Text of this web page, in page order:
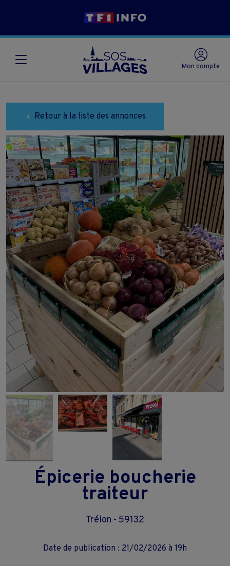
Mon compte
Retour à la liste des annonces
Épicerie boucherie
traiteur
Trélon - 59132
Date de publication : 21/02/2026 à 19h